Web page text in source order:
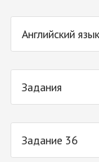
Английский язык
Задания
Задание 36